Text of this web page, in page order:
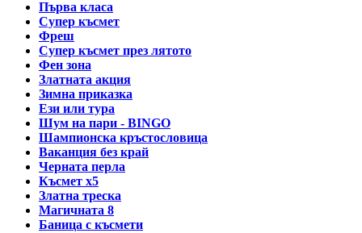
Първа класа
Супер късмет
Фреш
Супер късмет през лятото
Фен зона
Златната акция
Зимна приказка
Ези или тура
Шум на пари - BINGO
Шампионска кръстословица
Ваканция без край
Черната перла
Късмет х5
Златна треска
Магичната 8
Баница с късмети